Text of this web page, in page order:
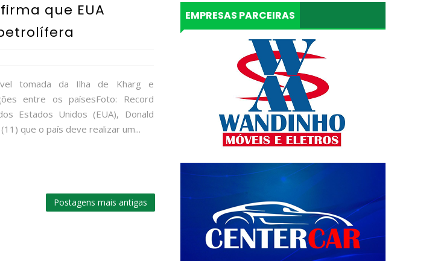
que EUA
tomada da Ilha de Kharg e
entre os paísesFoto: Record
Estados Unidos (EUA), Donald
que o país deve realizar um...
Postagens mais antigas
EMPRESAS PARCEIRAS